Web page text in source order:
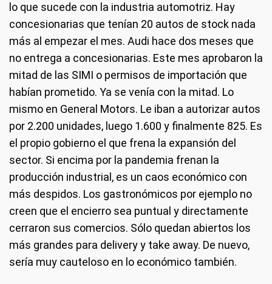
lo que sucede con la industria automotriz. Hay
concesionarias que tenían 20 autos de stock nada
más al empezar el mes. Audi hace dos meses que
no entrega a concesionarias. Este mes aprobaron la
mitad de las SIMI o permisos de importación que
habían prometido. Ya se venía con la mitad. Lo
mismo en General Motors. Le iban a autorizar autos
por 2.200 unidades, luego 1.600 y finalmente 825. Es
el propio gobierno el que frena la expansión del
sector. Si encima por la pandemia frenan la
producción industrial, es un caos económico con
más despidos. Los gastronómicos por ejemplo no
creen que el encierro sea puntual y directamente
cerraron sus comercios. Sólo quedan abiertos los
más grandes para delivery y take away. De nuevo,
sería muy cauteloso en lo económico también.